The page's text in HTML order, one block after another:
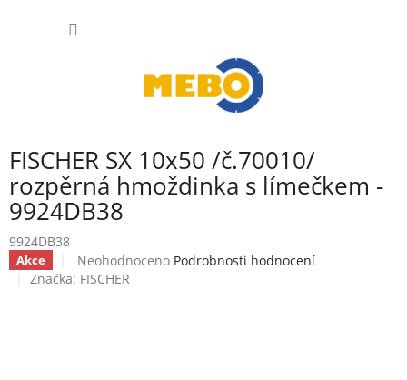
FISCHER SX 10x50 /č.70010/
rozpěrná hmoždinka s límečkem -
9924DB38
9924DB38
Akce
Průměrné
hodnocení
Neohodnoceno Podrobnosti hodnocení
Značka: FISCHER